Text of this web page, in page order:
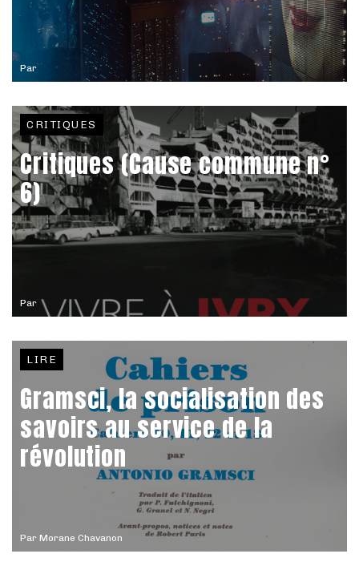
Par
Par
CRITIQUES
Critiques (Cause commune n°
6)
Par Morane Chavanon
LIRE
Gramsci, la socialisation des
savoirs au service de la
révolution